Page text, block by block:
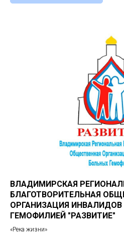
ВЛАДИМИРСКАЯ
БЛАГОТВОРИТЕЛЬНАЯ
ОРГАНИЗАЦИЯ
ГЕМОФИЛИЕЙ "РАЗВИТИЕ"
«Река жизни»